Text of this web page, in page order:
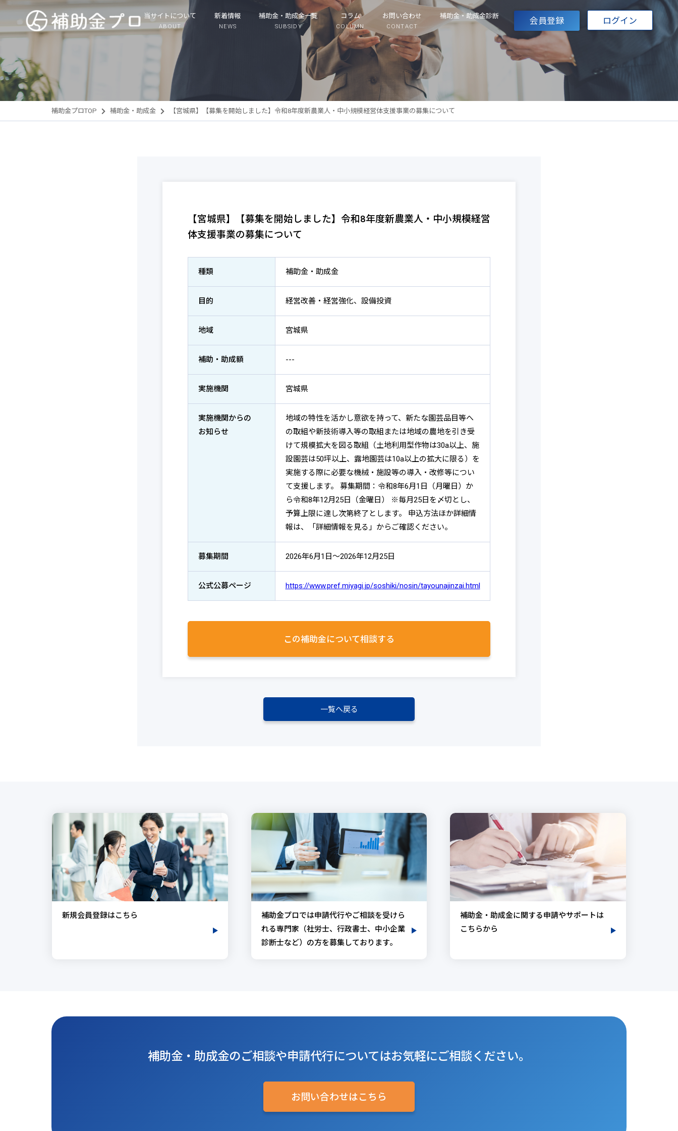
当サイトについて
ABOUT
新着情報
NEWS
補助金・助成金一覧
SUBSIDY
コラム
COLUMN
お問い合わせ
CONTACT
補助金・助成金診断 会員登録 ログイン
補助金プロTOP 補助金・助成金 【宮城県】【募集を開始しました】令和8年度新農業人・中小規模経営体支援事業の募集について
【宮城県】【募集を開始しました】令和8年度新農業人・中小規模経営
体支援事業の募集について
種類 補助金・助成金
目的 経営改善・経営強化、設備投資
地域 宮城県
補助・助成額 ---
実施機関 宮城県
実施機関からの
お知らせ
地域の特性を活かし意欲を持って、新たな園芸品目等へ
の取組や新技術導入等の取組または地域の農地を引き受
けて規模拡大を図る取組（土地利用型作物は30a以上、施
設園芸は50坪以上、露地園芸は10a以上の拡大に限る）を
実施する際に必要な機械・施設等の導入・改修等につい
て支援します。 募集期間：令和8年6月1日（月曜日）か
ら令和8年12月25日（金曜日） ※毎月25日を〆切とし、
予算上限に達し次第終了とします。 申込方法ほか詳細情
報は、「詳細情報を見る」からご確認ください。
募集期間 2026年6月1日～2026年12月25日
公式公募ページ https://www.pref.miyagi.jp/soshiki/nosin/tayounajinzai.html
この補助金について相談する
一覧へ戻る
新規会員登録はこちら
補助金プロでは申請代行やご相談を受けら
れる専門家（社労士、行政書士、中小企業
診断士など）の方を募集しております。
補助金・助成金に関する申請やサポートは
こちらから
補助金・助成金のご相談や申請代行についてはお気軽にご相談ください。
お問い合わせはこちら